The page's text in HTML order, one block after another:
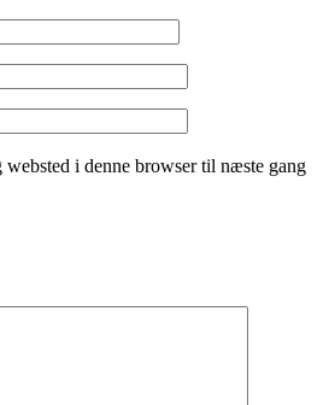
i denne browser til næste gang